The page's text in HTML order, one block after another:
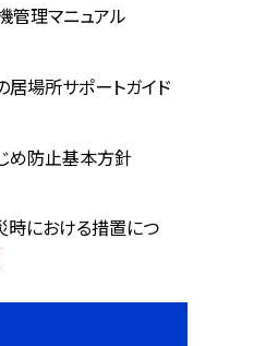
管理マニュアル
居場所サポートガイド
め防止基本方針
時における措置につ